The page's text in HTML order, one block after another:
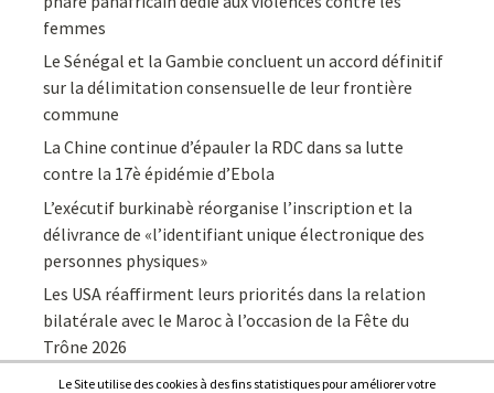
femmes
Le Sénégal et la Gambie concluent un accord définitif
sur la délimitation consensuelle de leur frontière
commune
La Chine continue d’épauler la RDC dans sa lutte
contre la 17è épidémie d’Ebola
L’exécutif burkinabè réorganise l’inscription et la
délivrance de «l’identifiant unique électronique des
personnes physiques»
Les USA réaffirment leurs priorités dans la relation
bilatérale avec le Maroc à l’occasion de la Fête du
Trône 2026
Le Site utilise des cookies à des fins statistiques pour améliorer votre